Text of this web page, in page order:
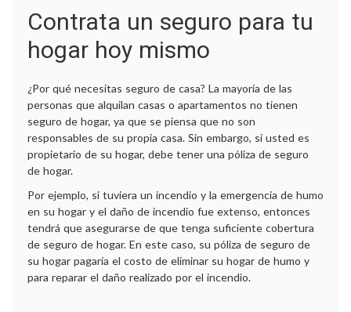
Contrata un seguro para tu
hogar hoy mismo
¿Por qué necesitas seguro de casa? La mayoría de las
personas que alquilan casas o apartamentos no tienen
seguro de hogar, ya que se piensa que no son
responsables de su propia casa. Sin embargo, si usted es
propietario de su hogar, debe tener una póliza de seguro
de hogar.
Por ejemplo, si tuviera un incendio y la emergencia de humo
en su hogar y el daño de incendio fue extenso, entonces
tendrá que asegurarse de que tenga suficiente cobertura
de seguro de hogar. En este caso, su póliza de seguro de
su hogar pagaría el costo de eliminar su hogar de humo y
para reparar el daño realizado por el incendio.